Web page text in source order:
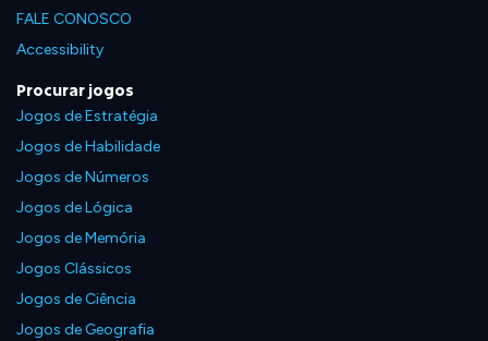
FALE CONOSCO
Accessibility
Procurar jogos
Jogos de Estratégia
Jogos de Habilidade
Jogos de Números
Jogos de Lógica
Jogos de Memória
Jogos Clássicos
Jogos de Ciência
Jogos de Geografia